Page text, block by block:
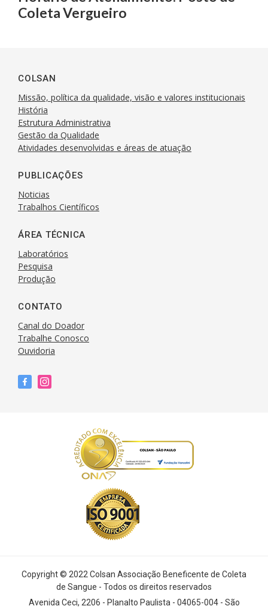
Coleta Vergueiro
COLSAN
Missão, política da qualidade, visão e valores institucionais
História
Estrutura Administrativa
Gestão da Qualidade
Atividades desenvolvidas e áreas de atuação
PUBLICAÇÕES
Noticias
Trabalhos Científicos
ÁREA TÉCNICA
Laboratórios
Pesquisa
Produção
CONTATO
Canal do Doador
Trabalhe Conosco
Ouvidoria
Copyright © 2022 Colsan Associação Beneficente de Coleta
de Sangue - Todos os direitos reservados
Avenida Ceci, 2206 - Planalto Paulista - 04065-004 - São